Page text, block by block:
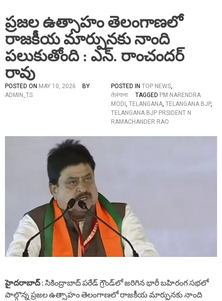
ప్రజల ఉత్సాహం తెలంగాణలో
రాజకీయ మార్పునకు నాంది
పలుకుతోంది : ఎన్. రాంచందర్
రావు
POSTED ON MAY 10, 2026
BY
ADMIN_TS
POSTED IN TOP NEWS,
तेलंगाना
TAGGED PM NARENDRA
MODI , TELANGANA, TELANGANA BJP,
TELANGANA BJP PRSIDENT N
RAMACHANDER RAO
హైదరాబాద్: సికింద్రాబాద్ పరేడ్ గ్రౌండ్‌లో జరిగిన భారీ బహిరంగ సభలో
పాల్గొన్న ప్రజల ఉత్సాహం తెలంగాణలో రాజకీయ మార్పునకు నాంది